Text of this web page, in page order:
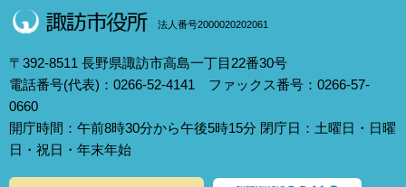
法人番号2000020202061
〒392-8511 長野県諏訪市高島一丁目22番30号
電話番号(代表)：0266-52-4141 ファックス番号：0266-57-
0660
開庁時間：午前8時30分から午後5時15分 閉庁日：土曜日・日曜
日・祝日・年末年始